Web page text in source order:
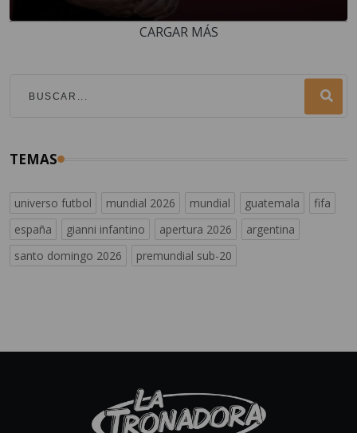
CARGAR MÁS
TEMAS
universo futbol mundial 2026 mundial guatemala
fifa
españa
gianni infantino apertura 2026
argentina
santo domingo 2026
premundial sub-20